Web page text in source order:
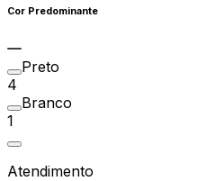
Cor Predominante
Preto
4
Branco
1
Atendimento